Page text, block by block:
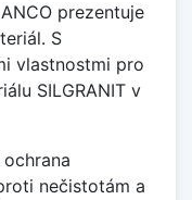
prezentuje
S
vlastnostmi pro
SILGRANIT v
nečistotám a